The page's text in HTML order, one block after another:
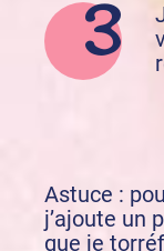
Astuce :
j’ajoute un
que je